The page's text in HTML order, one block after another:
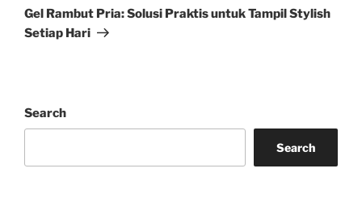
Post
Gel Rambut Pria: Solusi Praktis untuk Tampil Stylish
Setiap Hari
Search
Search